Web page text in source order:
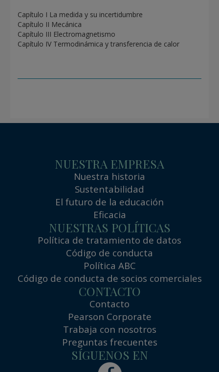
Capítulo I La medida y su incertidumbre
Capítulo II Mecánica
Capítulo III Electromagnetismo
Capítulo IV Termodinámica y transferencia de calor
NUESTRA EMPRESA
Nuestra historia
Sustentabilidad
El futuro de la educación
Eficacia
NUESTRAS POLÍTICAS
Política de tratamiento de datos
Código de conducta
Política ABC
Código de conducta de socios comerciales
CONTACTO
Contacto
Pearson Corporate
Trabaja con nosotros
Preguntas frecuentes
SÍGUENOS EN